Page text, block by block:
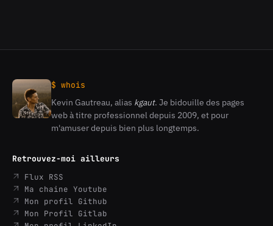
$ whois
Kevin
Gautreau
Kevin Gautreau, alias kgaut. Je bidouille des pages
web à titre professionnel depuis 2009, et pour
m'amuser depuis bien plus longtemps.
Retrouvez-moi ailleurs
Flux RSS
Ma chaine Youtube
Mon profil Github
Mon Profil Gitlab